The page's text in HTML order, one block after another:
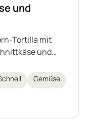
und
Tortilla mit
und
Ideal
oder leichtes
zuzubereiten
Gemüse